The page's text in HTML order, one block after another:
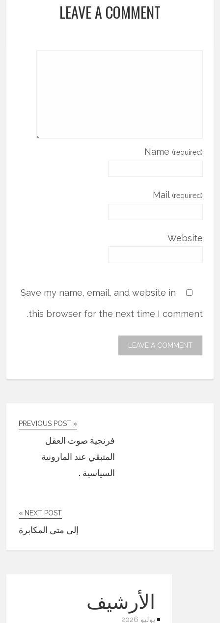
LEAVE A COMMENT
Name (required)
Mail (required)
Website
Save my name, email, and website in
this browser for the next time I comment.
« PREVIOUS POST
فرنجية صوت العقل
المتبقي عند المارونية
السياسية .
NEXT POST »
إلى متى المكابرة
الأرشيف
يوليو 2026